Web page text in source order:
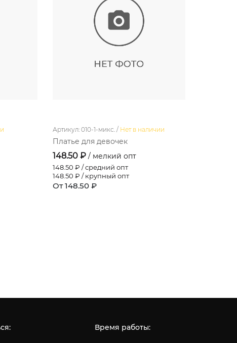
Артикул: 010-1-микс. / Нет в наличии
Платье для девочек
148.50 ₽ / мелкий опт
148.50 ₽ / средний опт
148.50 ₽ / крупный опт
От 148.50 ₽
Время работы: